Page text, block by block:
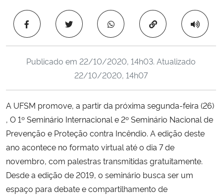
Ministério da Educação
Ministério da Ciência, Tecnologia, Inovações e Comunicações
Ministério do Meio Ambiente
Ministério do Turismo
Copiar para área
Publicado em 22/10/2020, 14h03. Atualizado
22/10/2020, 14h07
A UFSM promove, a partir da próxima segunda-feira (26)
, O 1º Seminário Internacional e 2º Seminário Nacional de
Prevenção e Proteção contra Incêndio. A edição deste
ano acontece no formato virtual até o dia 7 de
novembro, com palestras transmitidas gratuitamente.
Desde a edição de 2019, o seminário busca ser um
espaço para debate e compartilhamento de